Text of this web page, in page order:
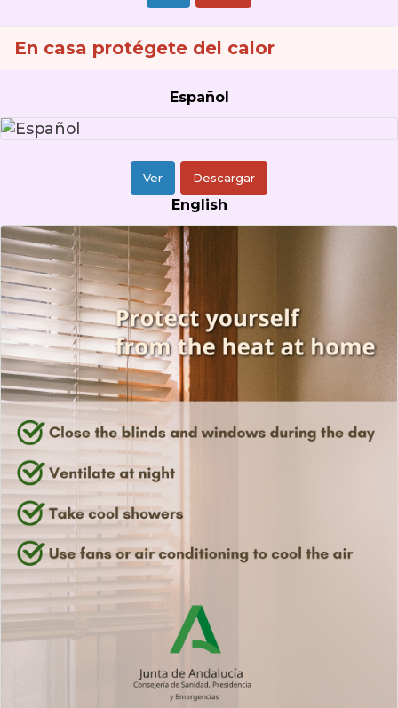
En casa protégete del calor
Español
Ver Descargar
English